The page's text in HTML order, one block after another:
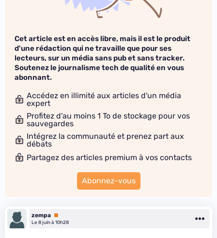
Cet article est en accès libre, mais il est le produit
d'une rédaction qui ne travaille que pour ses
lecteurs, sur un média sans pub et sans tracker.
Soutenez le journalisme tech de qualité en vous
abonnant.
Accédez en illimité aux articles d'un média
expert
Profitez d'au moins 1 To de stockage pour vos
sauvegardes
Intégrez la communauté et prenez part aux
débats
Partagez des articles premium à vos contacts
Abonnez-vous
zempa Premium
Le 8 juin à 10h28